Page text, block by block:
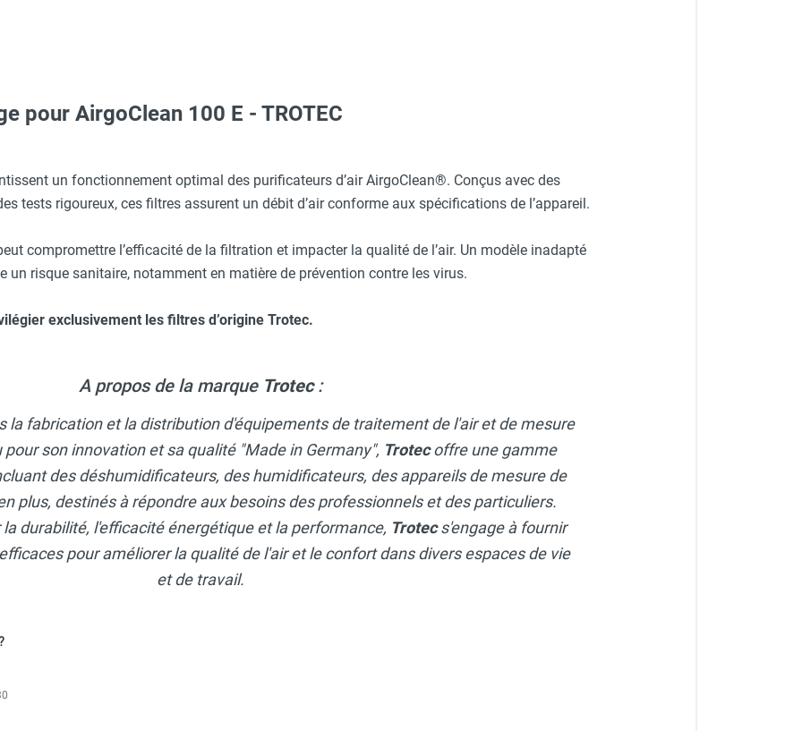
AirgoClean 100 E - TROTEC
pour AirgoClean 100 E - TROTEC
un fonctionnement optimal des purificateurs d’air AirgoClean®. Conçus avec des
tests rigoureux, ces filtres assurent un débit d’air conforme aux spécifications de l’appareil.
compromettre l’efficacité de la filtration et impacter la qualité de l’air. Un modèle inadapté
un risque sanitaire, notamment en matière de prévention contre les virus.
exclusivement les filtres d’origine Trotec.
A propos de la marque Trotec:
la fabrication et la distribution d'équipements de traitement de l'air et de mesure
pour son innovation et sa qualité "Made in Germany", Trotecoffre une gamme
des déshumidificateurs, des humidificateurs, des appareils de mesure de
plus, destinés à répondre aux besoins des professionnels et des particuliers.
durabilité, l'efficacité énergétique et la performance, Trotecs'engage à fournir
pour améliorer la qualité de l'air et le confort dans divers espaces de vie
et de travail.